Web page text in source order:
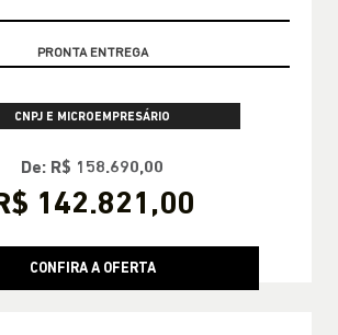
CNPJ E MICROEMPRESÁRIO
De: R$ 158.690,00
142.821,00
CONFIRA A OFERTA